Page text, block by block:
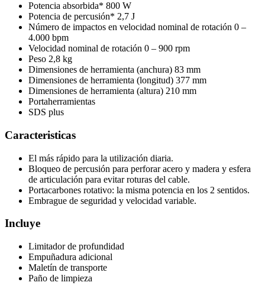
Potencia absorbida* 800 W
Potencia de percusión* 2,7 J
Número de impactos en velocidad nominal de rotación 0 –
4.000 bpm
Velocidad nominal de rotación 0 – 900 rpm
Peso 2,8 kg
Dimensiones de herramienta (anchura) 83 mm
Dimensiones de herramienta (longitud) 377 mm
Dimensiones de herramienta (altura) 210 mm
Portaherramientas
SDS plus
Caracteristicas
El más rápido para la utilización diaria.
Bloqueo de percusión para perforar acero y madera y esfera
de articulación para evitar roturas del cable.
Portacarbones rotativo: la misma potencia en los 2 sentidos.
Embrague de seguridad y velocidad variable.
Incluye
Limitador de profundidad
Empuñadura adicional
Maletín de transporte
Paño de limpieza